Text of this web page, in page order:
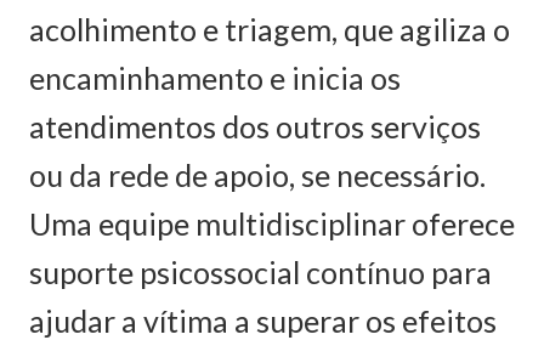
acolhimento e triagem, que agiliza o
encaminhamento e inicia os
atendimentos dos outros serviços
ou da rede de apoio, se necessário.
Uma equipe multidisciplinar oferece
suporte psicossocial contínuo para
ajudar a vítima a superar os efeitos